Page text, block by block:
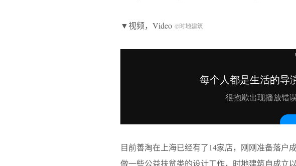
▼视频，Video ©时地建筑
目前善淘在上海已经有了14家店，刚刚准备落户
做一些公益扶贫类的设计工作，时地建筑自成立